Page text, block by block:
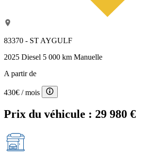
83370 - ST AYGULF
2025 Diesel 5 000 km Manuelle
A partir de
430€ / mois
Prix du véhicule : 29 980 €